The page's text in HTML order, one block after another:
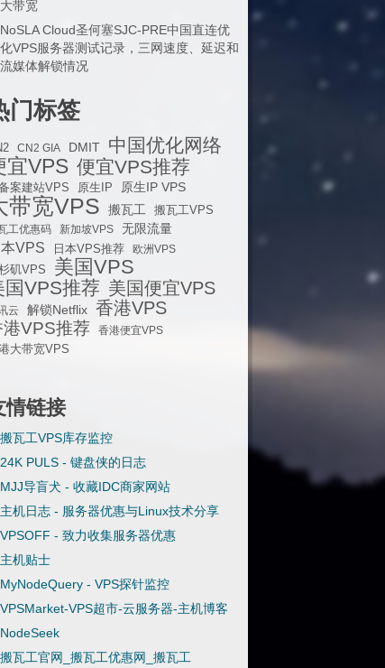
大带宽
NoSLA Cloud圣何塞SJC-PRE中国直连优
化VPS服务器测试记录，三网速度、延迟和
流媒体解锁情况
门标签
CN2 GIA DMIT 中国优化网络
宜VPS 便宜VPS推荐
案建站VPS 原生IP 原生IP VPS
带宽VPS 搬瓦工
搬瓦工VPS
工优惠码
新加坡VPS 无限流量
VPS 日本VPS推荐
欧洲VPS
矶VPS
美国VPS
国VPS推荐 美国便宜VPS
云 解锁Netflix 香港VPS
港VPS推荐
香港便宜VPS
大带宽VPS
情链接
搬瓦工VPS库存监控
24K PULS - 键盘侠的日志
MJJ导盲犬 - 收藏IDC商家网站
主机日志 - 服务器优惠与Linux技术分享
VPSOFF - 致力收集服务器优惠
主机贴士
MyNodeQuery - VPS探针监控
VPSMarket-VPS超市-云服务器-主机博客
NodeSeek
搬瓦工官网_搬瓦工优惠网_搬瓦工